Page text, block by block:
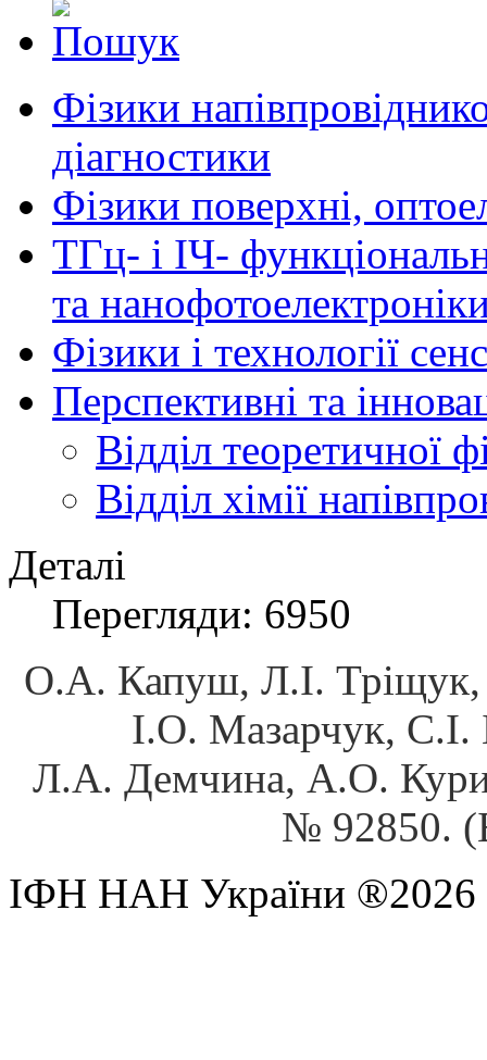
Фізики
діагностики
Фізики поверхні,
ТГц- і ІЧ-
та
Фізики і технології
Перспективні та
Відділ теоретичної
Відділ хімії
Деталі
Перегляди: 6950
О.А. Капуш, Л.І.
І.О. Мазарчук, С.І.
Л.А. Демчина, А.О.
№ 92850.
ІФН НАН України ®2026